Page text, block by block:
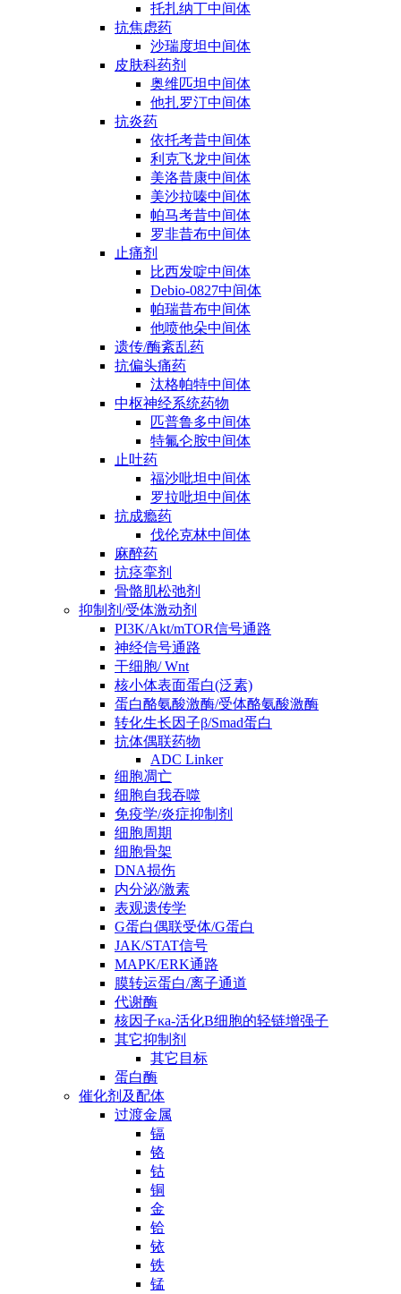
托扎纳丁中间体
抗焦虑药
沙瑞度坦中间体
皮肤科药剂
奥维匹坦中间体
他扎罗汀中间体
抗炎药
依托考昔中间体
利克飞龙中间体
美洛昔康中间体
美沙拉嗪中间体
帕马考昔中间体
罗非昔布中间体
止痛剂
比西发啶中间体
Debio-0827中间体
帕瑞昔布中间体
他喷他朵中间体
遗传/酶紊乱药
抗偏头痛药
汰格帕特中间体
中枢神经系统药物
匹普鲁多中间体
特氟仑胺中间体
止吐药
福沙吡坦中间体
罗拉吡坦中间体
抗成瘾药
伐伦克林中间体
麻醉药
抗痉挛剂
骨骼肌松弛剂
抑制剂/受体激动剂
PI3K/Akt/mTOR信号通路
神经信号通路
干细胞/ Wnt
核小体表面蛋白(泛素)
蛋白酪氨酸激酶/受体酪氨酸激酶
转化生长因子β/Smad蛋白
抗体偶联药物
ADC Linker
细胞凋亡
细胞自我吞噬
免疫学/炎症抑制剂
细胞周期
细胞骨架
DNA损伤
内分泌/激素
表观遗传学
G蛋白偶联受体/G蛋白
JAK/STAT信号
MAPK/ERK通路
膜转运蛋白/离子通道
代谢酶
核因子κa-活化B细胞的轻链增强子
其它抑制剂
其它目标
蛋白酶
催化剂及配体
过渡金属
镉
铬
钴
铜
金
铪
铱
铁
锰